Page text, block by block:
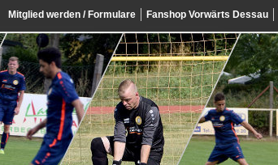
Mitglied werden / Formulare Fanshop Vorwärts Dessau